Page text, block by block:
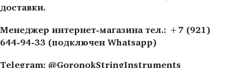
доставки.
Менеджер интернет-магазина тел.: +7 (921)
644-94-33 (подключен Whatsapp)
Telegram: @GoronokStringInstruments